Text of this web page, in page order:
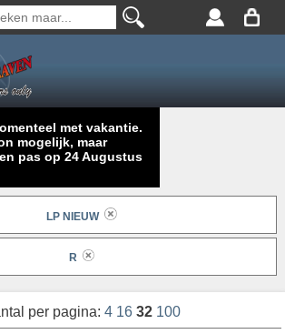
met vakantie.
mogelijk, maar
pas op 24 Augustus
LP NIEUW
R
per pagina: 4 16 32 100